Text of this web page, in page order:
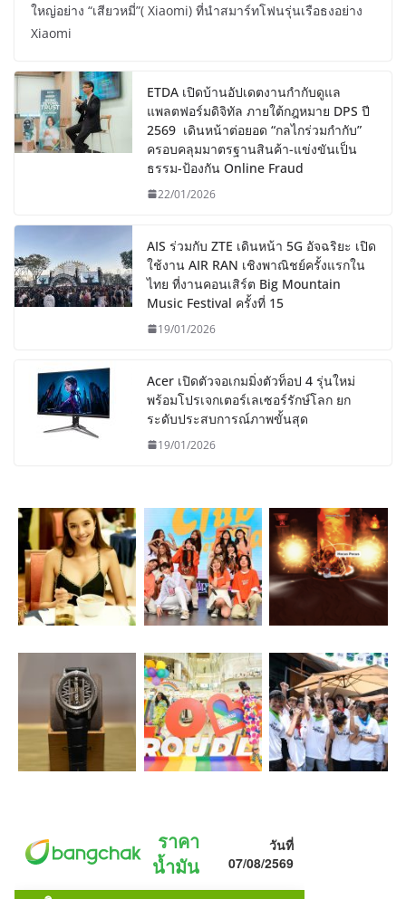
ใหญ่อย่าง “เสียวหมี่”( Xiaomi) ที่นำสมาร์ทโฟนรุ่นเรือธงอย่าง
Xiaomi
ETDA เปิดบ้านอัปเดตงานกำกับดูแล
แพลตฟอร์มดิจิทัล ภายใต้กฎหมาย DPS ปี
2569 เดินหน้าต่อยอด “กลไกร่วมกำกับ”
ครอบคลุมมาตรฐานสินค้า-แข่งขันเป็น
ธรรม-ป้องกัน Online Fraud
22/01/2026
AIS ร่วมกับ ZTE เดินหน้า 5G อัจฉริยะ เปิด
ใช้งาน AIR RAN เชิงพาณิชย์ครั้งแรกใน
ไทย ที่งานคอนเสิร์ต Big Mountain
Music Festival ครั้งที่ 15
19/01/2026
Acer เปิดตัวจอเกมมิ่งตัวท็อป 4 รุ่นใหม่
พร้อมโปรเจกเตอร์เลเซอร์รักษ์โลก ยก
ระดับประสบการณ์ภาพขั้นสุด
19/01/2026